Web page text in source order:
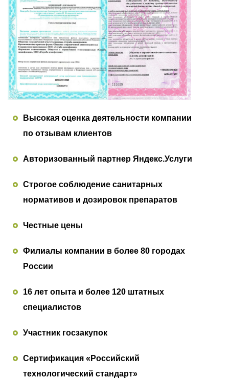
Высокая оценка деятельности компании
по отзывам клиентов
Авторизованный партнер Яндекс.Услуги
Строгое соблюдение санитарных
нормативов и дозировок препаратов
Честные цены
Филиалы компании в более 80 городах
России
16 лет опыта и более 120 штатных
специалистов
Участник госзакупок
Сертификация «Российский
технологический стандарт»